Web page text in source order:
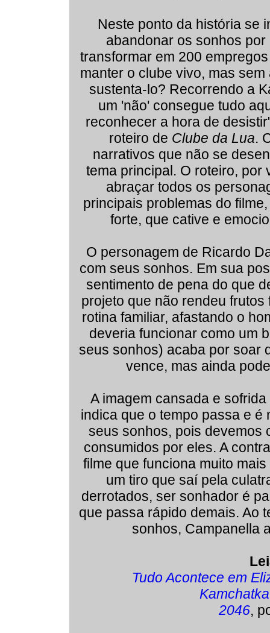
Neste ponto da história se
abandonar os sonhos
transformar em 200
manter o clube vivo, mas
sustenta-lo? Recorrendo a
um 'não' consegue tudo
reconhecer a hora de
roteiro de Clube da Lua.
narrativos que não se
tema principal. O roteiro,
abraçar todos os
principais problemas do
forte, que cative e
O personagem de Ricardo
com seus sonhos. Em sua
sentimento de pena do que
projeto que não rendeu
rotina familiar, afastando o
deveria funcionar como um
seus sonhos) acaba por soar
vence, mas ainda
A imagem cansada e
indica que o tempo passa e é
seus sonhos, pois devemos
consumidos por eles. A
filme que funciona muito
um tiro que saí pela
derrotados, ser sonhador é
que passa rápido demais. Ao
sonhos, Campanella
Tudo Acontece em
Kamchatka
2046,